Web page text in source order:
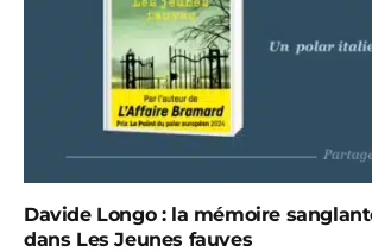
Davide Longo : la mémoire
dans Les Jeunes fauves